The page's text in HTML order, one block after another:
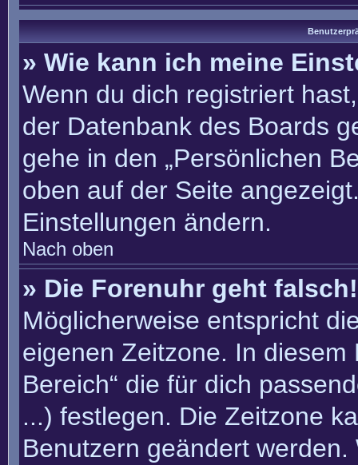
» Wie kann ich meine
Wenn du dich registriert
der Datenbank des Boards
gehe in den „Persönlichen
oben auf der Seite
Einstellungen ändern.
Nach oben
» Die Forenuhr geht falsch!
Möglicherweise entspricht
eigenen Zeitzone. In diesem
Bereich“ die für dich
...) festlegen. Die Zeitzone
Benutzern geändert